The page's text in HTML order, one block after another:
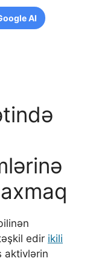
AI
edir ikili
aktivlərin